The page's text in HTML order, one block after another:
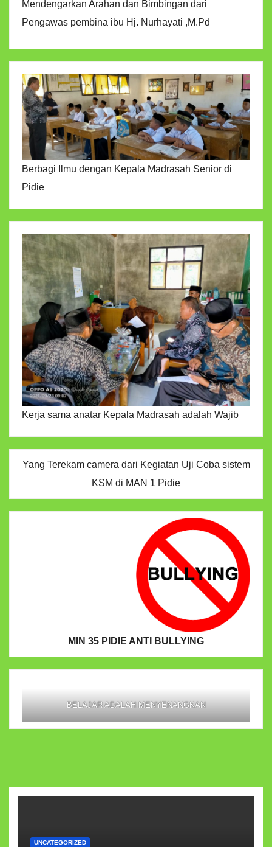
Mendengarkan Arahan dan Bimbingan dari
Pengawas pembina ibu Hj. Nurhayati ,M.Pd
Berbagi Ilmu dengan Kepala Madrasah Senior di
Pidie
Kerja sama anatar Kepala Madrasah adalah Wajib
Yang Terekam camera dari Kegiatan Uji Coba sistem
KSM di MAN 1 Pidie
MIN 35 PIDIE ANTI BULLYING
BELAJAR ADALAH MENYENANGKAN
UNCATEGORIZED